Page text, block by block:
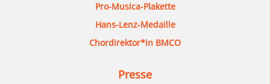
Pro-Musica-Plakette
Hans-Lenz-Medaille
Chordirektor*in BMCO
Presse